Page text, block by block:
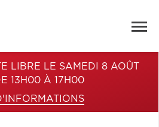
LIBRE LE SAMEDI 8 AOÛT
13H00 À 17H00